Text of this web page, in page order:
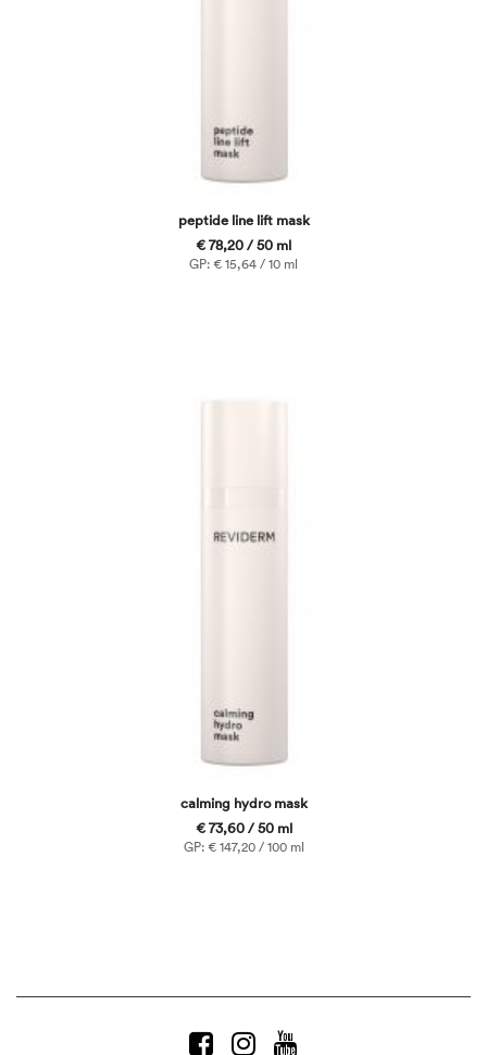
peptide line lift mask
€ 78,20 / 50 ml
GP: € 15,64 / 10 ml
calming hydro mask
€ 73,60 / 50 ml
GP: € 147,20 / 100 ml